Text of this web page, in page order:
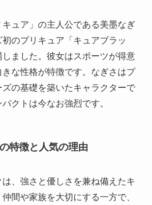
キュア」の主人公である美墨なぎ
のプリキュア「キュアブラッ
しました。彼女はスポーツが得意
な性格が特徴です。なぎさはプ
ズの基礎を築いたキャラクターで
クトは今なお強烈です。
特徴と人気の理由
、強さと優しさを兼ね備えたキ
間や家族を大切にする一方で、